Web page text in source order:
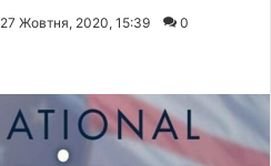
27 Жовтня, 2020, 15:39 0